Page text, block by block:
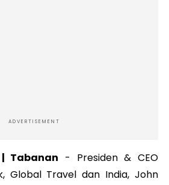
ADVERTISEMENT
Tabanan - Presiden & CEO
Global Travel dan India, John